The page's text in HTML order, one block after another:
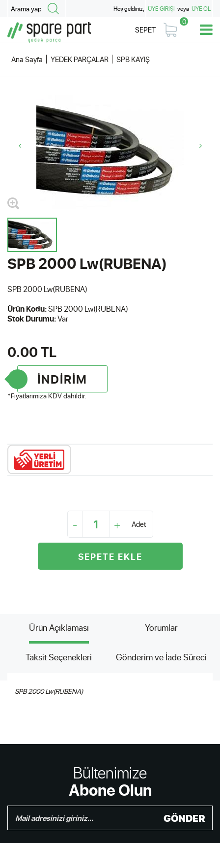
Hoş geldiniz, ÜYE GİRİŞİ veya ÜYE OL
SEPET
0
Ana Sayfa YEDEK PARÇALAR SPB KAYIŞ
SPB 2000 Lw(RUBENA)
SPB 2000 Lw(RUBENA)
Ürün Kodu:SPB 2000 Lw(RUBENA)
Stok Durumu:Var
0.00TL
İNDİRİM
*Fiyatlarımıza KDV dahildir.
- + Adet
SEPETE EKLE
Ürün Açıklaması Yorumlar
Taksit Seçenekleri Gönderim ve İade Süreci
SPB 2000 Lw(RUBENA)
Bültenimize
Abone Olun
GÖNDER